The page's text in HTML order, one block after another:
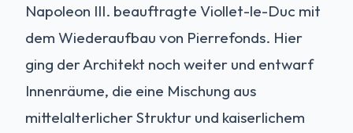
Napoleon III. beauftragte Viollet-le-Duc mit
dem Wiederaufbau von Pierrefonds. Hier
ging der Architekt noch weiter und entwarf
Innenräume, die eine Mischung aus
mittelalterlicher Struktur und kaiserlichem